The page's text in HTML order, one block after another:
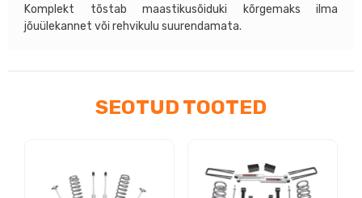
Komplekt tõstab maastikusõiduki kõrgemaks ilma
jõuülekannet või rehvikulu suurendamata.
SEOTUD TOOTED